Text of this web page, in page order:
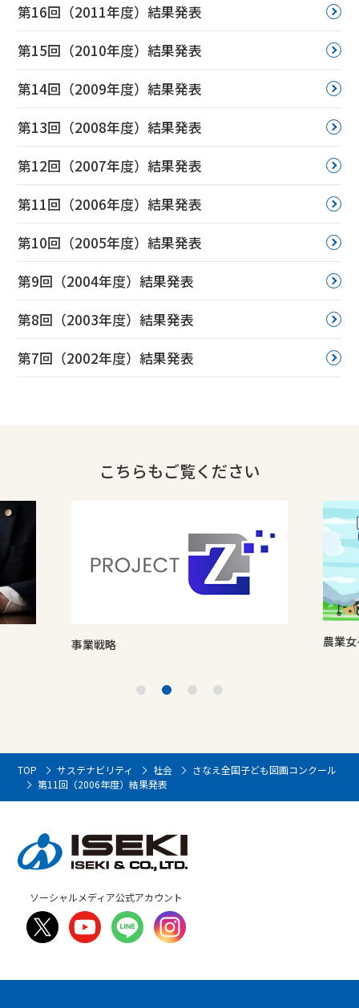
第16回（2011年度）結果発表
第15回（2010年度）結果発表
第14回（2009年度）結果発表
第13回（2008年度）結果発表
第12回（2007年度）結果発表
第11回（2006年度）結果発表
第10回（2005年度）結果発表
第9回（2004年度）結果発表
第8回（2003年度）結果発表
第7回（2002年度）結果発表
こちらもご覧ください
事業戦略 農業
TOP サステナビリティ 社会
さなえ全国子ども図画コンクール
第11回（2006年度）結果発表
ソーシャルメディア公式アカウント